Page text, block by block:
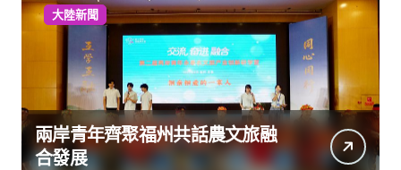
大陸新聞
兩岸青年齊聚福州共話農文旅融
合發展